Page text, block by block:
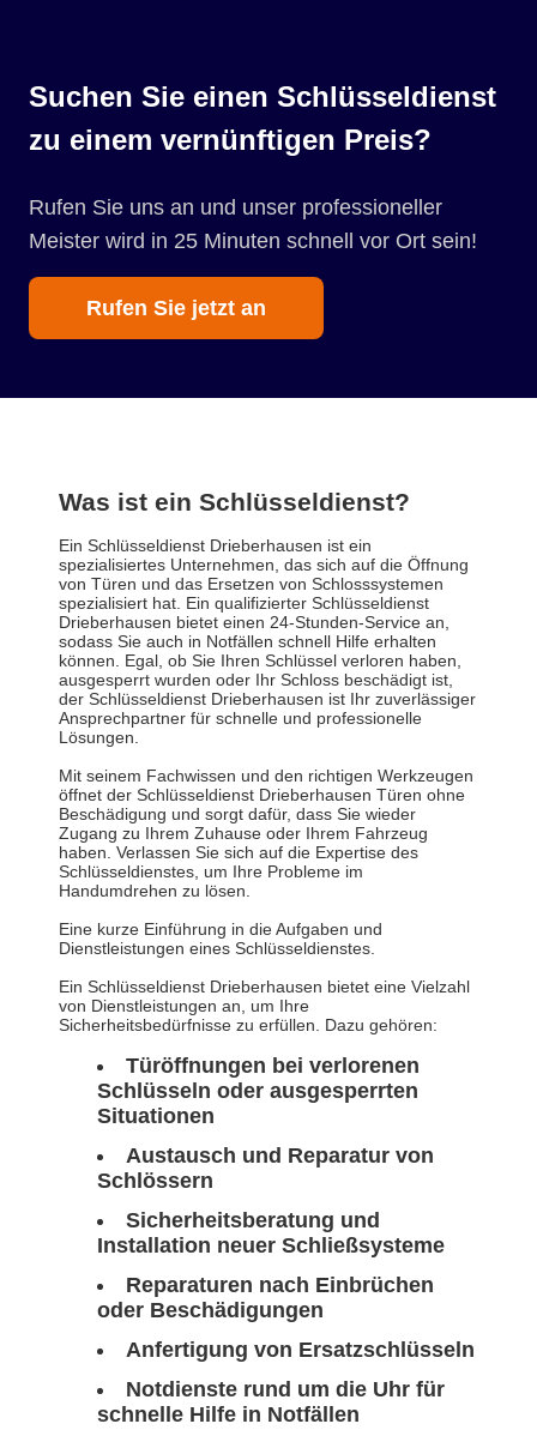
Suchen Sie einen Schlüsseldienst
zu einem vernünftigen Preis?
Rufen Sie uns an und unser professioneller
Meister wird in 25 Minuten schnell vor Ort sein!
Rufen Sie jetzt an
Was ist ein Schlüsseldienst?
Ein Schlüsseldienst Drieberhausen ist ein
spezialisiertes Unternehmen, das sich auf die Öffnung
von Türen und das Ersetzen von Schlosssystemen
spezialisiert hat. Ein qualifizierter Schlüsseldienst
Drieberhausen bietet einen 24-Stunden-Service an,
sodass Sie auch in Notfällen schnell Hilfe erhalten
können. Egal, ob Sie Ihren Schlüssel verloren haben,
ausgesperrt wurden oder Ihr Schloss beschädigt ist,
der Schlüsseldienst Drieberhausen ist Ihr zuverlässiger
Ansprechpartner für schnelle und professionelle
Lösungen.
Mit seinem Fachwissen und den richtigen Werkzeugen
öffnet der Schlüsseldienst Drieberhausen Türen ohne
Beschädigung und sorgt dafür, dass Sie wieder
Zugang zu Ihrem Zuhause oder Ihrem Fahrzeug
haben. Verlassen Sie sich auf die Expertise des
Schlüsseldienstes, um Ihre Probleme im
Handumdrehen zu lösen.
Eine kurze Einführung in die Aufgaben und
Dienstleistungen eines Schlüsseldienstes.
Ein Schlüsseldienst Drieberhausen bietet eine Vielzahl
von Dienstleistungen an, um Ihre
Sicherheitsbedürfnisse zu erfüllen. Dazu gehören:
Türöffnungen bei verlorenen
Schlüsseln oder ausgesperrten
Situationen
Austausch und Reparatur von
Schlössern
Sicherheitsberatung und
Installation neuer Schließsysteme
Reparaturen nach Einbrüchen
oder Beschädigungen
Anfertigung von Ersatzschlüsseln
Notdienste rund um die Uhr für
schnelle Hilfe in Notfällen